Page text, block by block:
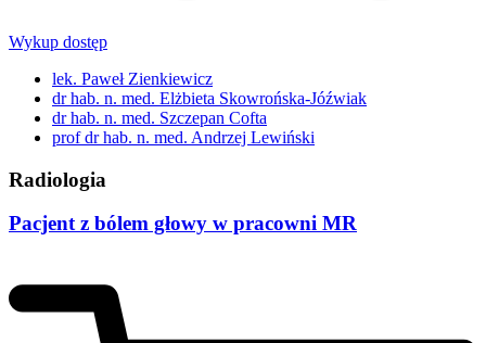
Wykup dostęp
lek. Paweł Zienkiewicz
dr hab. n. med. Elżbieta Skowrońska-Jóźwiak
dr hab. n. med. Szczepan Cofta
prof dr hab. n. med. Andrzej Lewiński
Radiologia
Pacjent z bólem głowy w pracowni MR